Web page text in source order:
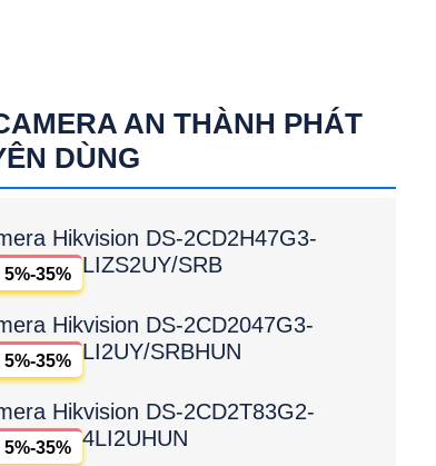
AN THÀNH PHÁT
DÙNG
Hikvision DS-2CD2H47G3-
LIZS2UY/SRB
5%-35%
Hikvision DS-2CD2047G3-
LI2UY/SRBHUN
5%-35%
Hikvision DS-2CD2T83G2-
4LI2UHUN
5%-35%